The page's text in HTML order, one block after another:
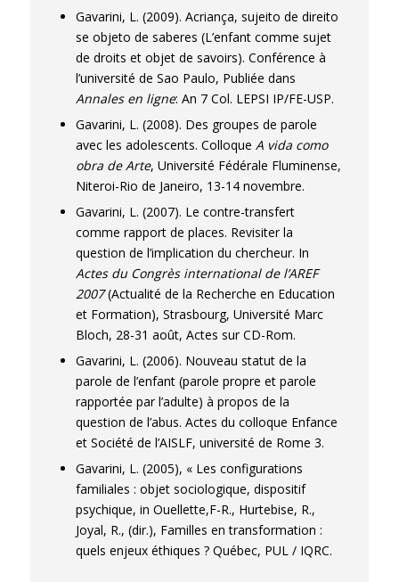
Gavarini, L. (2009). Acriança, sujeito de direito
se objeto de saberes (L’enfant comme sujet
de droits et objet de savoirs). Conférence à
l’université de Sao Paulo, Publiée dans
Annales en ligne: An 7 Col. LEPSI IP/FE-USP.
Gavarini, L. (2008). Des groupes de parole
avec les adolescents. Colloque A vida como
obra de Arte, Université Fédérale Fluminense,
Niteroi-Rio de Janeiro, 13-14 novembre.
Gavarini, L. (2007). Le contre-transfert
comme rapport de places. Revisiter la
question de l’implication du chercheur. In
Actes du Congrès international de l’AREF
2007(Actualité de la Recherche en Education
et Formation), Strasbourg, Université Marc
Bloch, 28-31 août, Actes sur CD-Rom.
Gavarini, L. (2006). Nouveau statut de la
parole de l’enfant (parole propre et parole
rapportée par l’adulte) à propos de la
question de l’abus. Actes du colloque Enfance
et Société de l’AISLF, université de Rome 3.
Gavarini, L. (2005), « Les configurations
familiales : objet sociologique, dispositif
psychique, in Ouellette,F-R., Hurtebise, R.,
Joyal, R., (dir.), Familles en transformation :
quels enjeux éthiques ? Québec, PUL / IQRC.